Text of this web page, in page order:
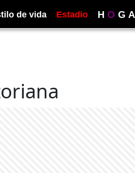
de vida Estadio H O G A